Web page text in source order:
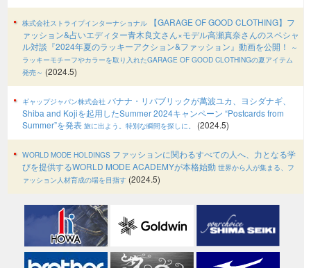
株式会社ストライプインターナショナル 【GARAGE OF GOOD CLOTHING】フ
ァッション&占いエディター青木良文さん×モデル高瀬真奈さんのスペシャ
ル対談『2024年夏のラッキーアクション&ファッション』動画を公開！
～
ラッキーモチーフやカラーを取り入れたGARAGE OF GOOD CLOTHINGの夏アイテム
発売～ (2024.5)
ギャップジャパン株式会社 バナナ・リパブリックが萬波ユカ、ヨシダナギ、
Shiba and Kojiを起用したSummer 2024キャンペーン “Postcards from
Summer”を発表 旅に出よう。特別な瞬間を探しに。 (2024.5)
WORLD MODE HOLDINGS ファッションに関わるすべての人へ、力となる学
びを提供するWORLD MODE ACADEMYが本格始動 世界から人が集まる、フ
ァッション人材育成の場を目指す (2024.5)